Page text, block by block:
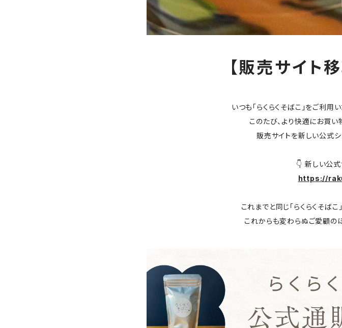
【販売サイト
いつも「らくらくそばこ」をご利用
このたび、より快適にお買い
販売サイトを新しい公式シ
👇️ 新しい公式
https://
これまでと同じ「らくらくそばこ
これからも変わらぬご愛顧のほ